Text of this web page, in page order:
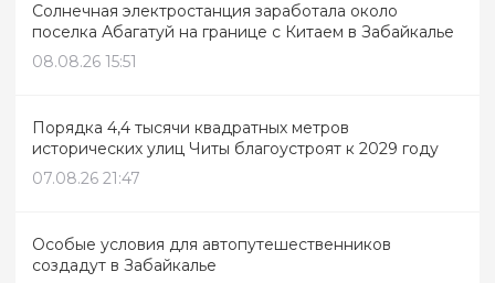
Солнечная электростанция заработала около
поселка Абагатуй на границе с Китаем в Забайкалье
08.08.26 15:51
Порядка 4,4 тысячи квадратных метров
исторических улиц Читы благоустроят к 2029 году
07.08.26 21:47
Особые условия для автопутешественников
создадут в Забайкалье